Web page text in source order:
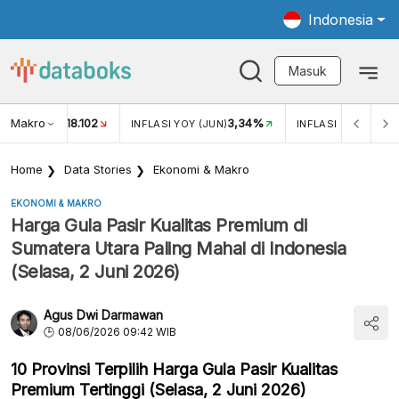
Indonesia
Masuk
Makro
USD/IDR 18.102 INFLASI YOY (JUN)3,34% INFLASI MOM (JUN)
Home Data Stories Ekonomi & Makro
EKONOMI & MAKRO
Harga Gula Pasir Kualitas Premium di
Sumatera Utara Paling Mahal di Indonesia
(Selasa, 2 Juni 2026)
Agus Dwi Darmawan
08/06/2026 09:42 WIB
10 Provinsi Terpilih Harga Gula Pasir Kualitas
Premium Tertinggi (Selasa, 2 Juni 2026)